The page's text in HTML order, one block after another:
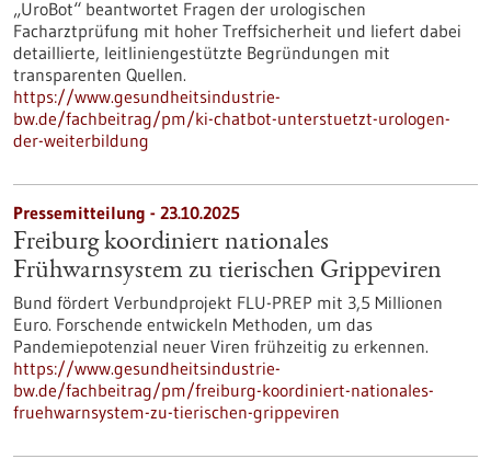
„UroBot“ beantwortet Fragen der urologischen
Facharztprüfung mit hoher Treffsicherheit und liefert dabei
detaillierte, leitliniengestützte Begründungen mit
transparenten Quellen.
https://www.gesundheitsindustrie-
bw.de/fachbeitrag/pm/ki-chatbot-unterstuetzt-urologen-
der-weiterbildung
Pressemitteilung - 23.10.2025
Freiburg koordiniert nationales
Frühwarnsystem zu tierischen Grippeviren
Bund fördert Verbundprojekt FLU-PREP mit 3,5 Millionen
Euro. Forschende entwickeln Methoden, um das
Pandemiepotenzial neuer Viren frühzeitig zu erkennen.
https://www.gesundheitsindustrie-
bw.de/fachbeitrag/pm/freiburg-koordiniert-nationales-
fruehwarnsystem-zu-tierischen-grippeviren